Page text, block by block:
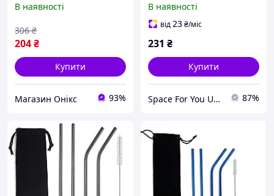
хороша якість
В наявності
204₴
306 ₴
Купити
Магазин Онікс 93%
В наявності
від23₴/міс
231 ₴
Купити
Space For You UA - STORE 87%